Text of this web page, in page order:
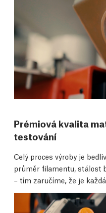
Prémiová kvalita
testování
Celý proces výroby je
průměr filamentu, stálost
– tím zaručíme, že je